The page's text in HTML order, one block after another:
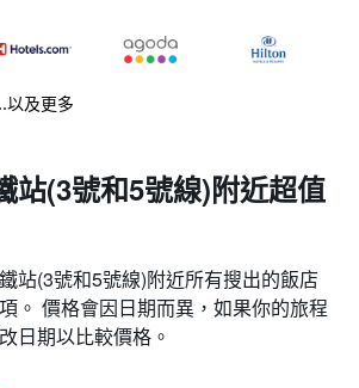
以及更多
站(3號和5號線)附近超值
站(3號和5號線)​附近所有搜出的飯店
。 價格會因日期而異，如果你的旅程
日期以比較價格。